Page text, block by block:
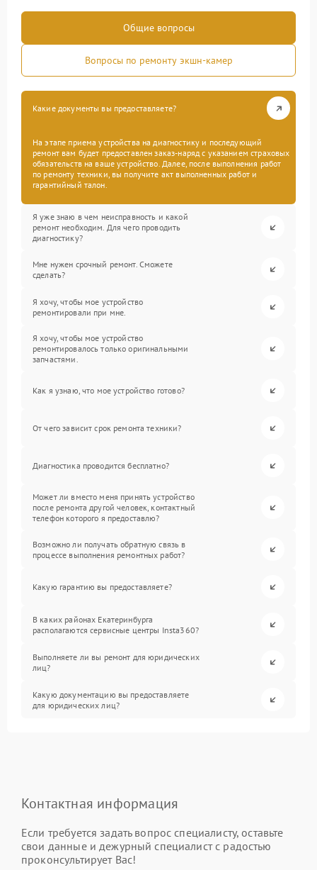
Общие вопросы
Вопросы по ремонту экшн-камер
Какие документы вы предоставляете?
На этапе приема устройства на диагностику и последующий
ремонт вам будет предоставлен заказ-наряд с указанием страховых
обязательств на ваше устройство. Далее, после выполнения работ
по ремонту техники, вы получите акт выполненных работ и
гарантийный талон.
Я уже знаю в чем неисправность и какой
ремонт необходим. Для чего проводить
диагностику?
Мне нужен срочный ремонт. Сможете
сделать?
Я хочу, чтобы мое устройство
ремонтировали при мне.
Я хочу, чтобы мое устройство
ремонтировалось только оригинальными
запчастями.
Как я узнаю, что мое устройство готово?
От чего зависит срок ремонта техники?
Диагностика проводится бесплатно?
Может ли вместо меня принять устройство
после ремонта другой человек, контактный
телефон которого я предоставлю?
Возможно ли получать обратную связь в
процессе выполнения ремонтных работ?
Какую гарантию вы предоставляете?
В каких районах Екатеринбурга
располагаются сервисные центры Insta360?
Выполняете ли вы ремонт для юридических
лиц?
Какую документацию вы предоставляете
для юридических лиц?
Контактная информация
Если требуется задать вопрос специалисту, оставьте
свои данные и дежурный специалист с радостью
проконсультирует Вас!